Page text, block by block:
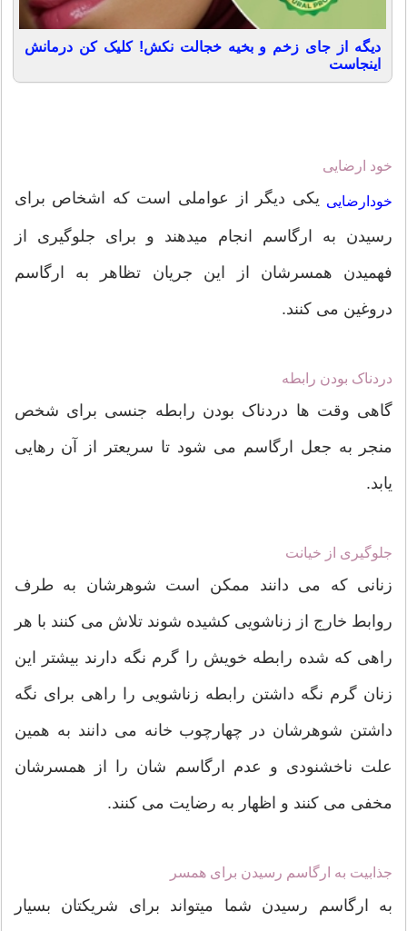
دیگه از جای زخم و بخیه خجالت نکش! کلیک کن درمانش
اینجاست
خود ارضایی
خودارضایی یکی ديگر از عواملی است که اشخاص برای
رسیدن به ارگاسم انجام میدهند و برای جلوگیری از
فهمیدن همسرشان از این جریان تظاهر به ارگاسم
دروغین می کنند.
دردناک بودن رابطه
گاهی وقت ها دردناک بودن رابطه جنسی برای شخص
منجر به جعل ارگاسم می شود تا سریعتر از آن رهایی
یابد.
جلوگیری از خیانت
زنانی که می دانند ممکن است شوهرشان به طرف
روابط خارج از زناشویی کشیده شوند تلاش می کنند با هر
راهی که شده رابطه خویش را گرم نگه دارند بیشتر این
زنان گرم نگه داشتن رابطه زناشویی را راهی برای نگه
داشتن شوهرشان در چهارچوب خانه می دانند به همین
علت ناخشنودی و عدم ارگاسم شان را از همسرشان
مخفی می کنند و اظهار به رضایت می کنند.
جذابیت به ارگاسم رسیدن برای همسر
به ارگاسم رسیدن شما میتواند برای شریکتان بسیار